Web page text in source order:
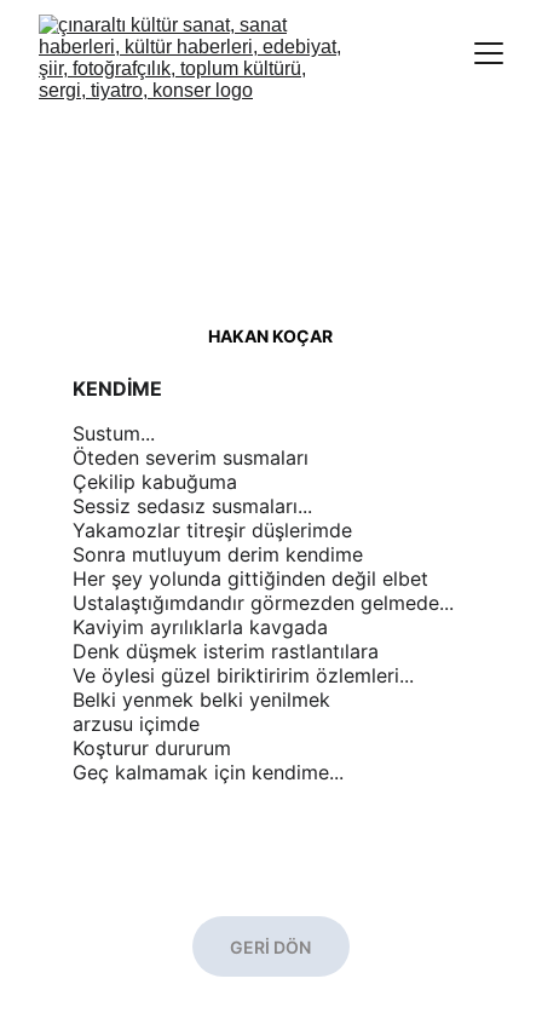
KENDİME
Sustum...
Öteden severim susmaları
Çekilip kabuğuma
Sessiz sedasız susmaları...
Yakamozlar titreşir düşlerimde
Sonra mutluyum derim kendime
Her şey yolunda gittiğinden değil elbet
Ustalaştığımdandır görmezden gelmede...
Kaviyim ayrılıklarla kavgada
Denk düşmek isterim rastlantılara
Ve öylesi güzel biriktiririm özlemleri...
Belki yenmek belki yenilmek
arzusu içimde
Koşturur dururum
Geç kalmamak için kendime...
GERİ DÖN
HAKAN KOÇAR